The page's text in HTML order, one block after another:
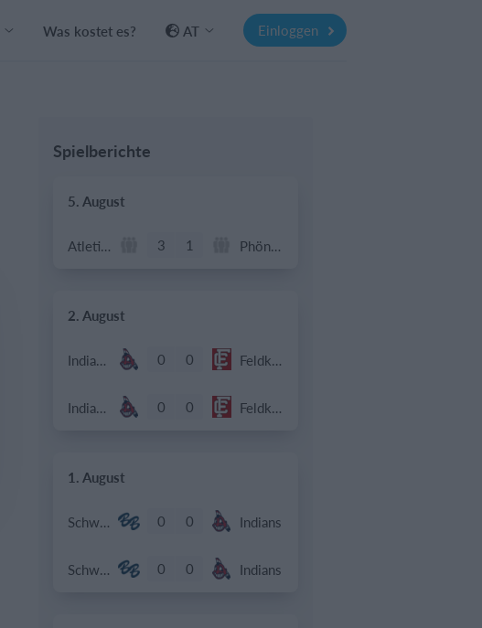
Was kostet es? AT Einloggen
Spielberichte
5. August
Atletico Graz 3 1 Phönix Neuhart
2. August
Indians 2 0 0 Feldkirch Cardinals
Indians 2 0 0 Feldkirch Cardinals
1. August
Schwechat Blue Bats 0 0 Indians
Schwechat Blue Bats 0 0 Indians